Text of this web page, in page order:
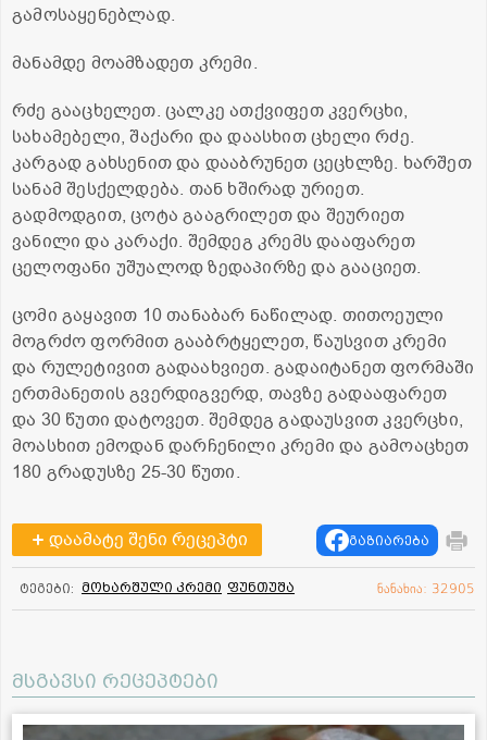
გამოსაყენებლად.
მანამდე მოამზადეთ კრემი.
რძე გააცხელეთ. ცალკე ათქვიფეთ კვერცხი,
სახამებელი, შაქარი და დაასხით ცხელი რძე.
კარგად გახსენით და დააბრუნეთ ცეცხლზე. ხარშეთ
სანამ შესქელდება. თან ხშირად ურიეთ.
გადმოდგით, ცოტა გააგრილეთ და შეურიეთ
ვანილი და კარაქი. შემდეგ კრემს დააფარეთ
ცელოფანი უშუალოდ ზედაპირზე და გააციეთ.
ცომი გაყავით 10 თანაბარ ნაწილად. თითოეული
მოგრძო ფორმით გააბრტყელეთ, წაუსვით კრემი
და რულეტივით გადაახვიეთ. გადაიტანეთ ფორმაში
ერთმანეთის გვერდიგვერდ, თავზე გადააფარეთ
და 30 წუთი დატოვეთ. შემდეგ გადაუსვით კვერცხი,
მოასხით ემოდან დარჩენილი კრემი და გამოაცხეთ
180 გრადუსზე 25-30 წუთი.
დაამატე შენი რეცეპტი გაზიარება
ტეგები: მოხარშული კრემი ფუნთუშა ნანახია: 32905
მსგავსი რეცეპტები